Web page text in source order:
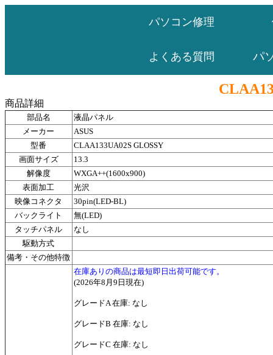
パソコン修理
よくある質問 パ
商品詳細
部品名
液晶パネル
メーカー
ASUS
型番
CLAA133UA02S GLOSSY
画面サイズ
13.3
解像度
WXGA++(1600x900)
表面加工
光沢
映像コネクタ
30pin(LED-BL)
バックライト
無(LED)
タッチパネル
なし
駆動方式
備考・その他特徴
在庫ありの商品は最短即日出荷可能です。
(2026年8月9日現在)
グレードA 在庫: なし
グレードB 在庫: なし
グレードC 在庫: なし